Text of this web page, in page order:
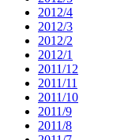
2012/4
2012/3
2012/2
2012/1
2011/12
2011/11
2011/10
2011/9
2011/8